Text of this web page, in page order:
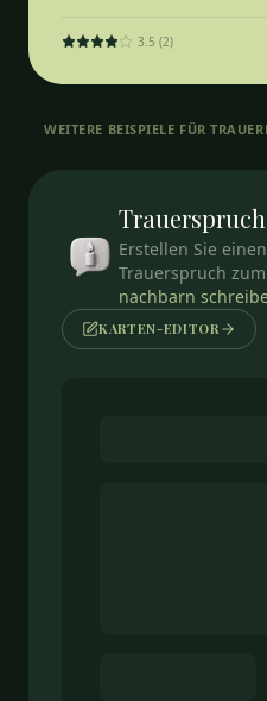
3.5 (2)
WEITERE BEISPIELE FÜR
Trauerspruch
Erstellen Sie
Trauerspruch
nachbarn
KARTEN-EDITOR